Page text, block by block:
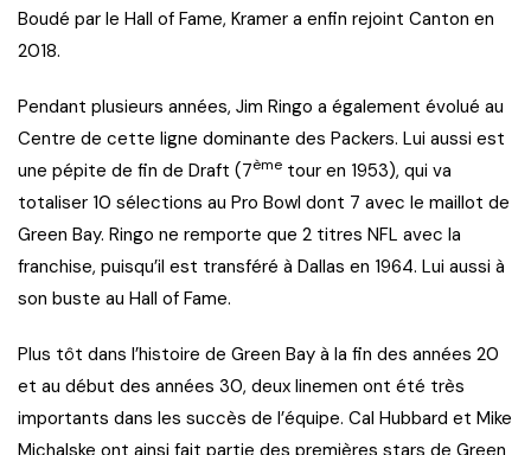
Boudé par le Hall of Fame, Kramer a enfin rejoint Canton en
2018.
Pendant plusieurs années, Jim Ringo a également évolué au
Centre de cette ligne dominante des Packers. Lui aussi est
une pépite de fin de Draft (7ème tour en 1953), qui va
totaliser 10 sélections au Pro Bowl dont 7 avec le maillot de
Green Bay. Ringo ne remporte que 2 titres NFL avec la
franchise, puisqu’il est transféré à Dallas en 1964. Lui aussi à
son buste au Hall of Fame.
Plus tôt dans l’histoire de Green Bay à la fin des années 20
et au début des années 30, deux linemen ont été très
importants dans les succès de l’équipe. Cal Hubbard et Mike
Michalske ont ainsi fait partie des premières stars de Green